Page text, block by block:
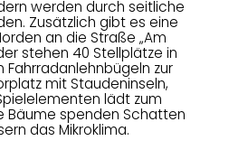
werden durch seitliche
Zusätzlich gibt es eine
an die Straße „Am
stehen 40 Stellplätze in
zur
mit Staudeninseln,
lädt zum
Bäume spenden Schatten
das Mikroklima.